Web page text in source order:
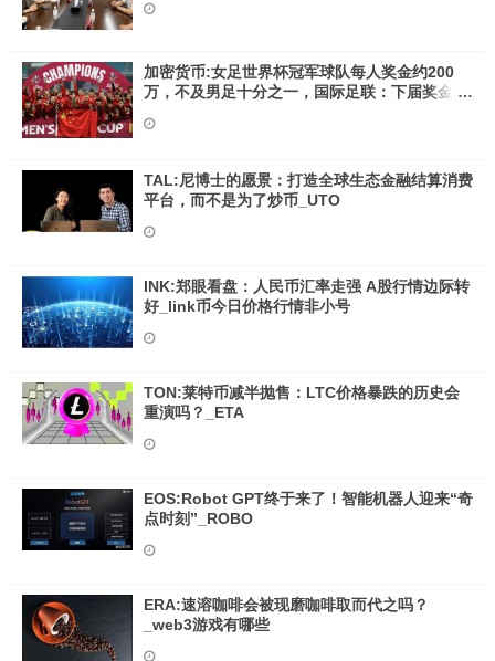
加密货币:女足世界杯冠军球队每人奖金约200
万，不及男足十分之一，国际足联：下届奖金将
TAL:尼博士的愿景：打造全球生态金融结算消费
平台，而不是为了炒币_UTO
INK:郑眼看盘：人民币汇率走强 A股行情边际转
好_link币今日价格行情非小号
TON:莱特币减半抛售：LTC价格暴跌的历史会
重演吗？_ETA
EOS:Robot GPT终于来了！智能机器人迎来“奇
点时刻”_ROBO
ERA:速溶咖啡会被现磨咖啡取而代之吗？
_web3游戏有哪些